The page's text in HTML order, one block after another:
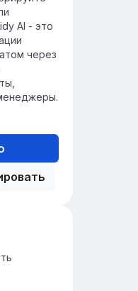
AI - это
через